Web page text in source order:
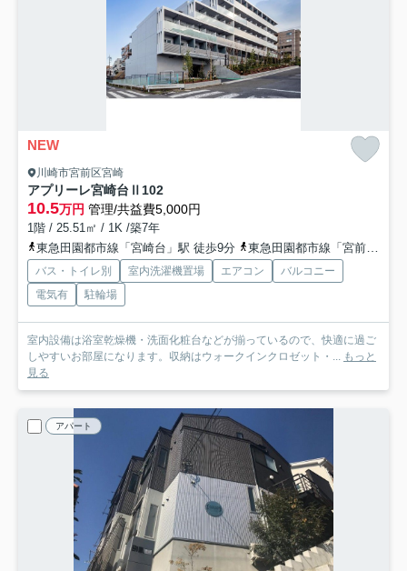
NEW
川崎市宮前区宮崎
アプリーレ宮崎台Ⅱ 102
10.5万円 管理/共益費5,000円
1階 / 25.51㎡ / 1K /築7年
東急田園都市線「宮崎台」駅 徒歩9分
東急田園都市線「宮前平」駅 徒歩12分
バス・トイレ別 室内洗濯機置場 エアコン
バルコニー
電気有
駐輪場
室内設備は浴室乾燥機・洗面化粧台などが揃っているので、快適に過ご
しやすいお部屋になります。収納はウォークインクロゼット・... もっと
見る
アパート